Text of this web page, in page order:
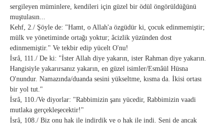
sergileyen müminlere, kendileri için güzel bir ödül öngörüldüğünü
muştulasın...
Kehf, 2./ Şöyle de: "Hamt, o Allah'a özgüdür ki, çocuk edinmemiştir;
mülk ve yönetiminde ortağı yoktur; âcizlik yüzünden dost
edinmemiştir." Ve tekbir edip yücelt O'nu!
İsrâ, 111./ De ki: "İster Allah diye yakarın, ister Rahman diye yakarın.
Hangisiyle yakarırsanız yakarın, en güzel isimler/Esmâül Hüsna
O'nundur. Namazında/duanda sesini yükseltme, kısma da. İkisi ortası
bir yol tut."
İsrâ, 110./Ve diyorlar: "Rabbimizin şanı yücedir, Rabbimizin vaadi
mutlaka gerçekleşecektir!"
İsrâ, 108./ Biz onu hak ile indirdik ve o hak ile indi. Seni de ancak